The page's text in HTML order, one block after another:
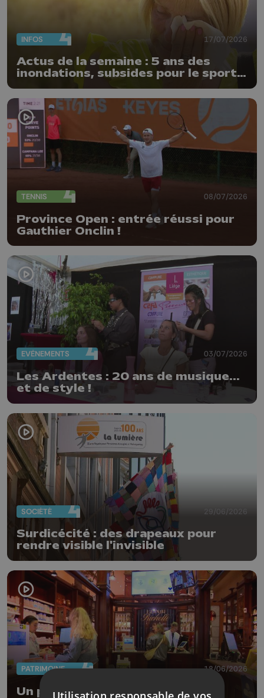
INFOS 17/07/2026
Actus de la semaine : 5 ans des
inondations, subsides pour le sport
TENNIS 08/07/2026
Province Open : entrée réussi pour
Gauthier Onclin !
EVÈNEMENTS 03/07/2026
Les Ardentes : 20 ans de musique...
et de style !
SOCIÉTÉ 29/06/2026
Surdicécité : des drapeaux pour
rendre visible l'invisible
PATRIMOINE 18/06/2026
Un parcours thématique dans les